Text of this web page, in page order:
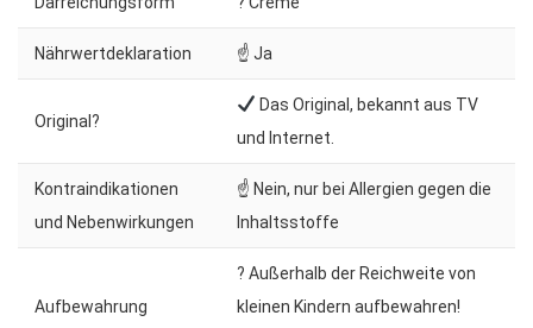
Nährwertdeklaration ☝ Ja
Original?
Das Original, bekannt aus TV
und Internet.
Kontraindikationen
und Nebenwirkungen
☝ Nein, nur bei Allergien gegen die
Inhaltsstoffe
Aufbewahrung
? Außerhalb der Reichweite von
kleinen Kindern aufbewahren!